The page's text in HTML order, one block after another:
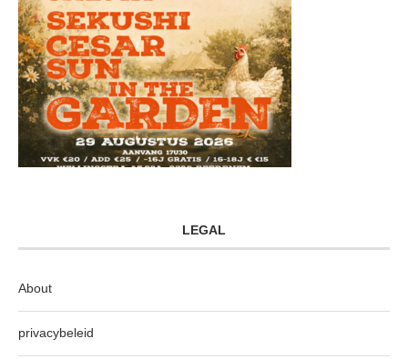
LEGAL
About
privacybeleid